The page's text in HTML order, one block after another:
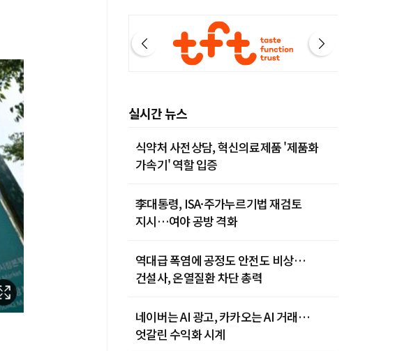
실시간 뉴스
식약처 사전상담, 혁신의료제품 '제품화
가속기' 역할 입증
李대통령, ISA·주가누르기법 재검토
지시…여야 공방 격화
역대급 폭염에 공정도 안전도 비상…
건설사, 온열질환 차단 총력
네이버는 AI 광고, 카카오는 AI 거래…
엇갈린 수익화 시계